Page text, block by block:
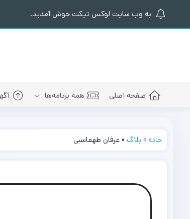
به وب سایت لوکس تیکت خوش آمدید.
صفحه اصلی همه برنامه‌ها
سالن کنسرت سیتی سنتر اصفهان
خانه» بلاگ»عرفان طهماسبی